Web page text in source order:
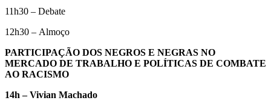
11h30 – Debate
12h30 – Almoço
PARTICIPAÇÃO DOS NEGROS E NEGRAS NO
MERCADO DE TRABALHO E POLÍTICAS DE COMBATE
AO RACISMO
14h – Vivian Machado